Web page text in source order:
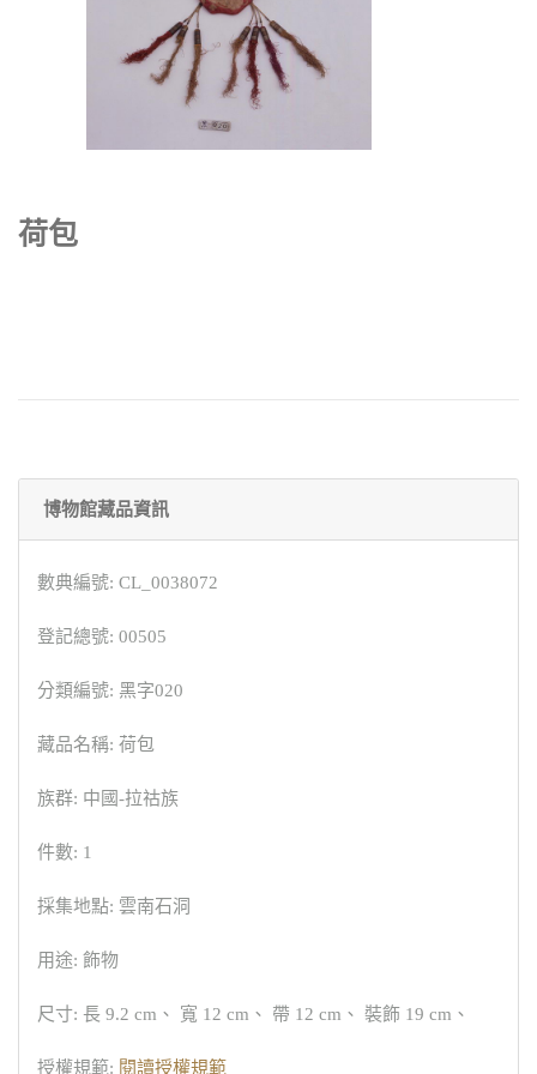
荷包
博物館藏品資訊
數典編號: CL_0038072
登記總號: 00505
分類編號: 黑字020
藏品名稱: 荷包
族群: 中國-拉祜族
件數: 1
採集地點: 雲南石洞
用途: 飾物
尺寸: 長 9.2 cm、 寬 12 cm、 帶 12 cm、 裝飾 19 cm、
授權規範: 閱讀授權規範